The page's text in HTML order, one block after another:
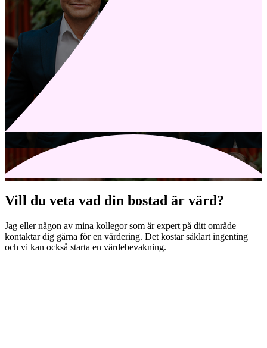
Vill du veta vad din bostad är värd?
Jag eller någon av mina kollegor som är expert på ditt område
kontaktar dig gärna för en värdering. Det kostar såklart ingenting
och vi kan också starta en värdebevakning.